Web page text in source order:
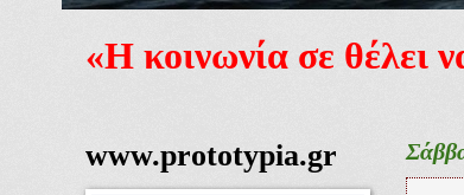
«Η κοινωνία σε θέλει
www.prototypia.gr